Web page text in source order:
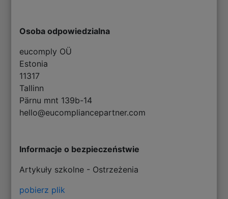
Osoba odpowiedzialna
eucomply OÜ
Estonia
11317
Tallinn
Pärnu mnt 139b-14
hello@eucompliancepartner.com
Informacje o bezpieczeństwie
Artykuły szkolne - Ostrzeżenia
pobierz plik